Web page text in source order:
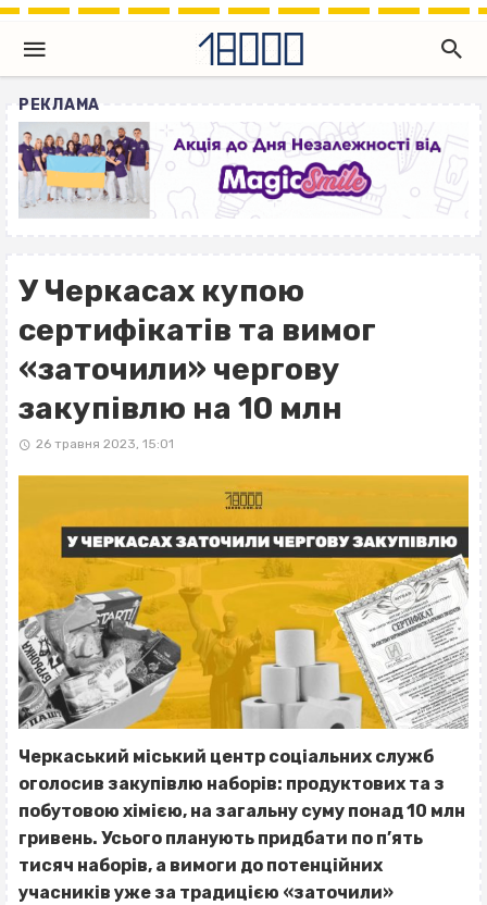
РЕКЛАМА
У Черкасах купою
сертифікатів та вимог
«заточили» чергову
закупівлю на 10 млн
26 травня 2023, 15:01
Черкаський міський центр соціальних служб
оголосив закупівлю наборів: продуктових та з
побутовою хімією, на загальну суму понад 10 млн
гривень. Усього планують придбати по п’ять
тисяч наборів, а вимоги до потенційних
учасників уже за традицією «заточили»